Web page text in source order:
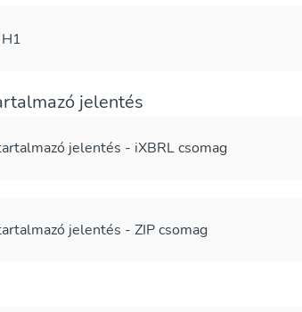
jelentés
jelentés - iXBRL csomag
jelentés - ZIP csomag